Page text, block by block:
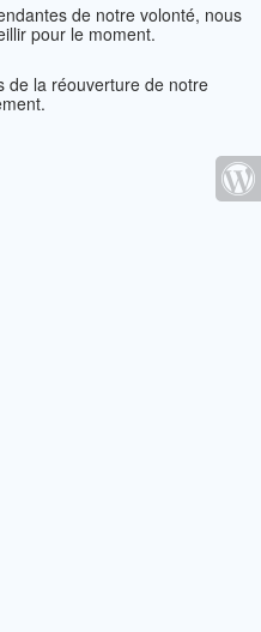
de notre volonté, nous
pour le moment.
de la réouverture de notre